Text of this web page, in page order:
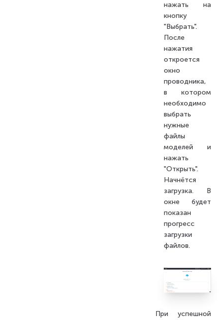
нажать на
кнопку
"Выбрать".
После
нажатия
откроется
окно
проводника,
в котором
необходимо
выбрать
нужные
файлы
моделей и
нажать
"Открыть".
Начнётся
загрузка. В
окне будет
показан
прогресс
загрузки
файлов.
При успешной